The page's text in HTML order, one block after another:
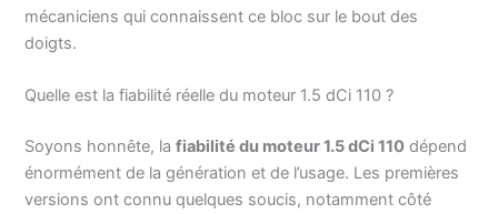
mécaniciens qui connaissent ce bloc sur le bout des
doigts.
Quelle est la fiabilité réelle du moteur 1.5 dCi 110 ?
Soyons honnête, lafiabilité du moteur 1.5 dCi 110 dépend
énormément de la génération et de l’usage. Les premières
versions ont connu quelques soucis, notamment côté